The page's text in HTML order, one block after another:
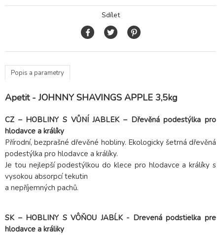
Sdílet
Popis a parametry
Apetit - JOHNNY SHAVINGS APPLE 3,5kg
CZ – HOBLINY S VŮNÍ JABLEK – Dřevěná podestýlka pro
hlodavce a králíky
Přírodní, bezprašné dřevěné hobliny. Ekologicky šetrná dřevěná
podestýlka pro hlodavce a králíky.
Je tou nejlepší podestýlkou do klece pro hlodavce a králíky s
vysokou absorpcí tekutin
a nepříjemných pachů.
SK – HOBLINY S VÔŇOU JABĹK - Drevená podstielka pre
hlodavce a králiky